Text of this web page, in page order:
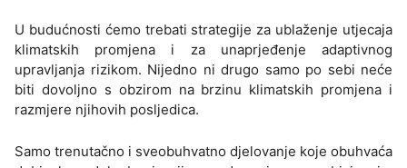
U budućnosti ćemo trebati strategije za ublaženje utjecaja
klimatskih promjena i za unaprjeđenje adaptivnog
upravljanja rizikom. Nijedno ni drugo samo po sebi neće
biti dovoljno s obzirom na brzinu klimatskih promjena i
razmjere njihovih posljedica.
Samo trenutačno i sveobuhvatno djelovanje koje obuhvaća